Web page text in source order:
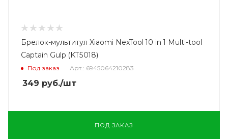
Брелок-мультитул Xiaomi NexTool 10 in 1 Multi-tool
Captain Gulp (KT5018)
Под заказ Арт.: 6945064210283
349 руб./шт
ПОД ЗАКАЗ